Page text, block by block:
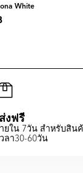
White
งฟรี
ใน 7วัน สำหรับสิน
ลา30-60วัน